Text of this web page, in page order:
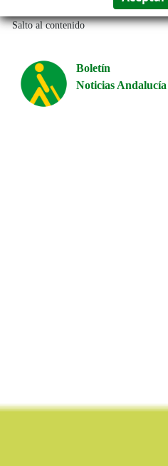
Salto al contenido
Boletín
Noticias Andalucía